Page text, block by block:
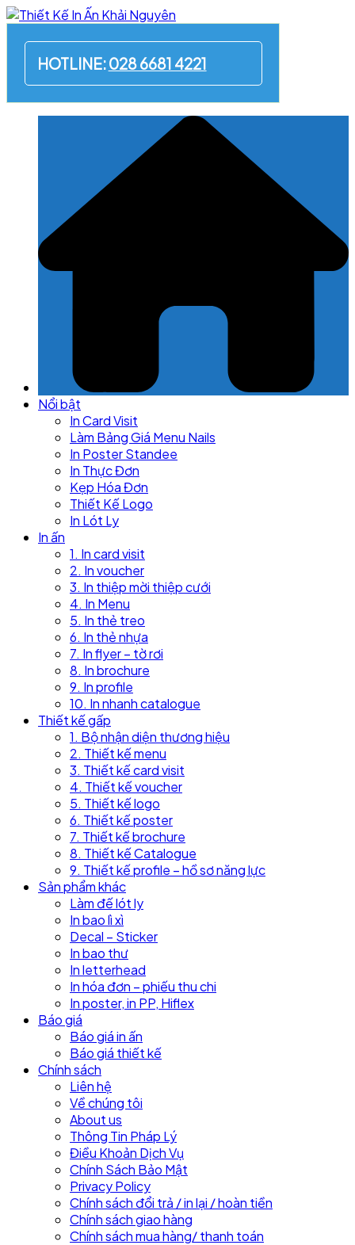
Skip
content
HOTLINE:028 6681 4221
Nổi bật
In Card Visit
Làm Bảng Giá Menu Nails
In Poster Standee
In Thực Đơn
Kẹp Hóa Đơn
Thiết Kế Logo
In Lót Ly
In ấn
1. In card visit
2. In voucher
3. In thiệp mời thiệp cưới
4. In Menu
5. In thẻ treo
6. In thẻ nhựa
7. In flyer – tờ rơi
8. In brochure
9. In profile
10. In nhanh catalogue
Thiết kế gấp
1. Bộ nhận diện thương hiệu
2. Thiết kế menu
3. Thiết kế card visit
4. Thiết kế voucher
5. Thiết kế logo
6. Thiết kế poster
7. Thiết kế brochure
8. Thiết kế Catalogue
9. Thiết kế profile – hồ sơ năng lực
Sản phẩm khác
Làm đế lót ly
In bao lì xì
Decal – Sticker
In bao thư
In letterhead
In hóa đơn – phiếu thu chi
In poster, in PP, Hiflex
Báo giá
Báo giá in ấn
Báo giá thiết kế
Chính sách
Liên hệ
Về chúng tôi
About us
Thông Tin Pháp Lý
Điều Khoản Dịch Vụ
Chính Sách Bảo Mật
Privacy Policy
Chính sách đổi trả / in lại / hoàn tiền
Chính sách giao hàng
Chính sách mua hàng/ thanh toán